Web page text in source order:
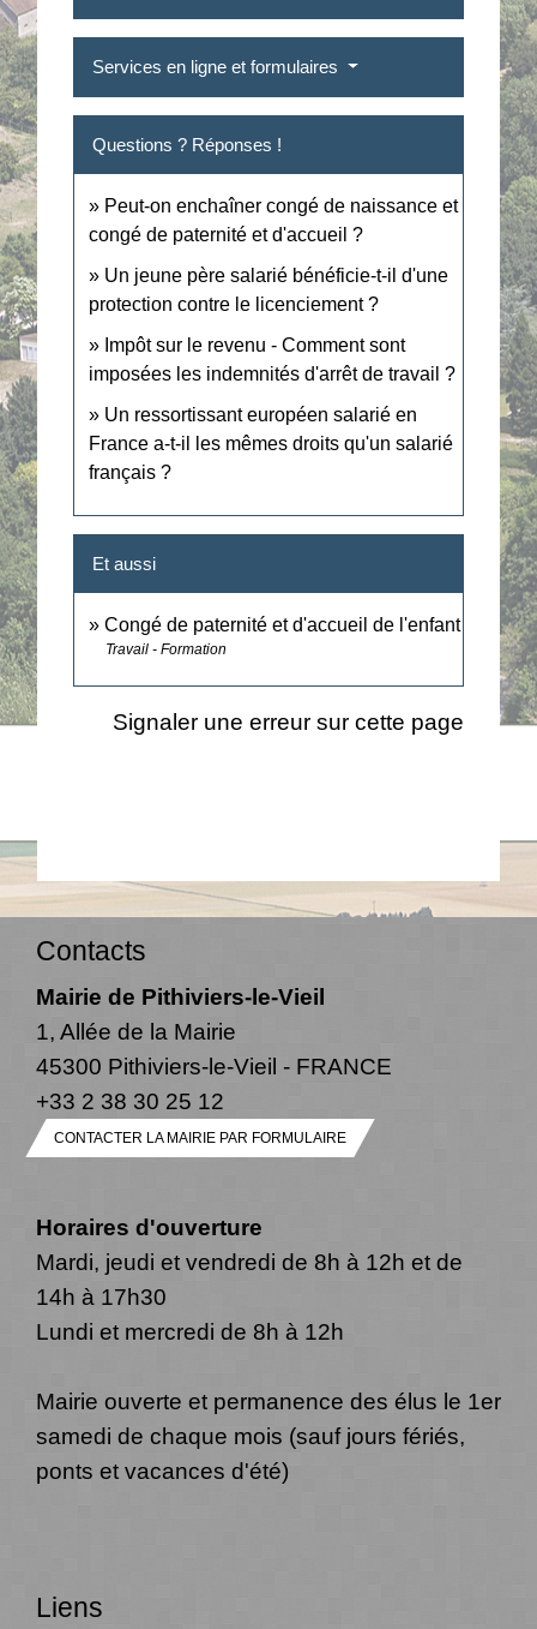
Services en ligne et formulaires
Questions ? Réponses !
Peut-on enchaîner congé de naissance et
congé de paternité et d'accueil ?
Un jeune père salarié bénéficie-t-il d'une
protection contre le licenciement ?
Impôt sur le revenu - Comment sont
imposées les indemnités d'arrêt de travail ?
Un ressortissant européen salarié en
France a-t-il les mêmes droits qu'un salarié
français ?
Et aussi
Congé de paternité et d'accueil de l'enfant
Travail - Formation
Signaler une erreur sur cette page
Contacts
Mairie de Pithiviers-le-Vieil
1, Allée de la Mairie
45300 Pithiviers-le-Vieil - FRANCE
+33 2 38 30 25 12
CONTACTER LA MAIRIE PAR FORMULAIRE
Horaires d'ouverture
Mardi, jeudi et vendredi de 8h à 12h et de
14h à 17h30
Lundi et mercredi de 8h à 12h
Mairie ouverte et permanence des élus le 1er
samedi de chaque mois (sauf jours fériés,
ponts et vacances d'été)
Liens